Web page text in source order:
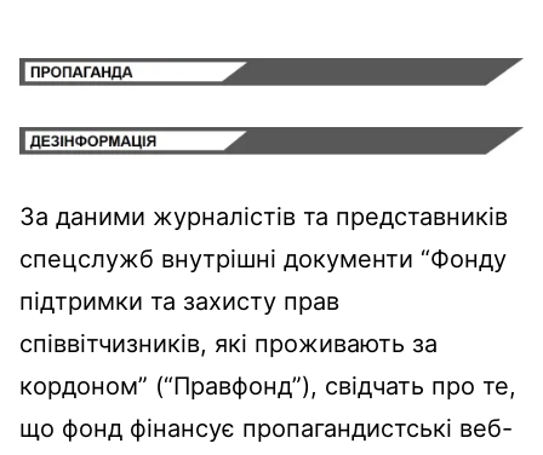
За даними журналістів та представників
спецслужб внутрішні документи “Фонду
підтримки та захисту прав
співвітчизників, які проживають за
кордоном” (“Правфонд”), свідчать про те,
що фонд фінансує пропагандистські веб-